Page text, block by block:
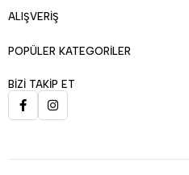
ALIŞVERİŞ
POPÜLER KATEGORİLER
BİZİ TAKİP ET